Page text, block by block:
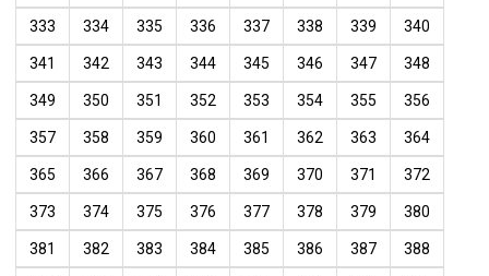
333 334 335 336 337 338 339 340
341 342 343 344 345 346 347 348
349 350 351 352 353 354 355 356
357 358 359 360 361 362 363 364
365 366 367 368 369 370 371 372
373 374 375 376 377 378 379 380
381 382 383 384 385 386 387 388